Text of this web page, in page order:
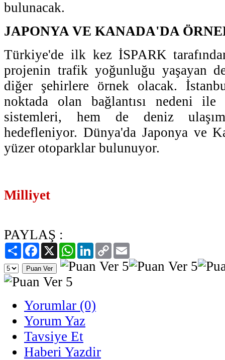
bulunacak.
JAPONYA VE KANADA'DA
Türkiye'de ilk kez İSPARK
projenin trafik yoğunluğu yaşayan
diğer şehirlere örnek olacak.
noktada olan bağlantısı nedeni
sistemleri, hem de deniz
hedefleniyor. Dünya'da Japonya ve
yüzer otoparklar bulunuyor.
Milliyet
PAYLAŞ :
PaylaşFacebook
X WhatsAppLinkedIn
Copy
Link
Yorumlar (0)
Yorum Yaz
Tavsiye Et
Haberi Yazdir